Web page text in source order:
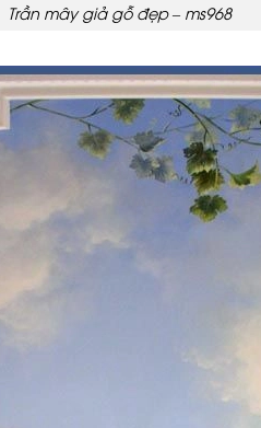
Trần mây giả gỗ đẹp – ms968